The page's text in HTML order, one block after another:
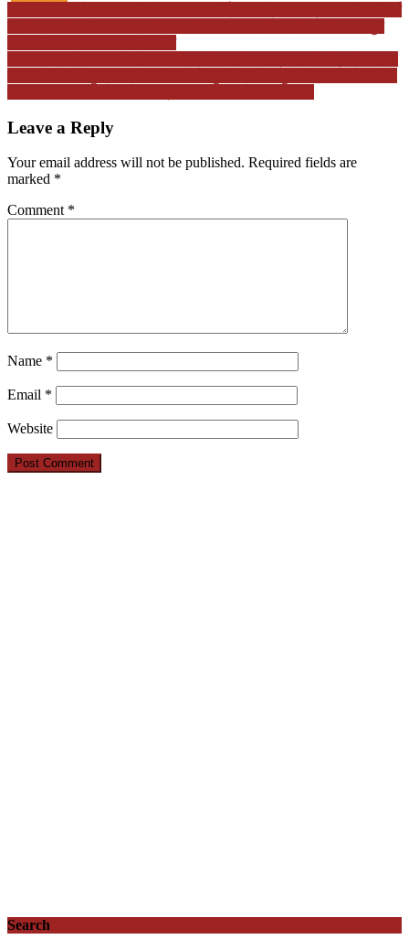
Post
navigation
Leave a Reply
Your email address will not be published. Required fields are
marked *
Comment *
Name *
Email *
Website
Search